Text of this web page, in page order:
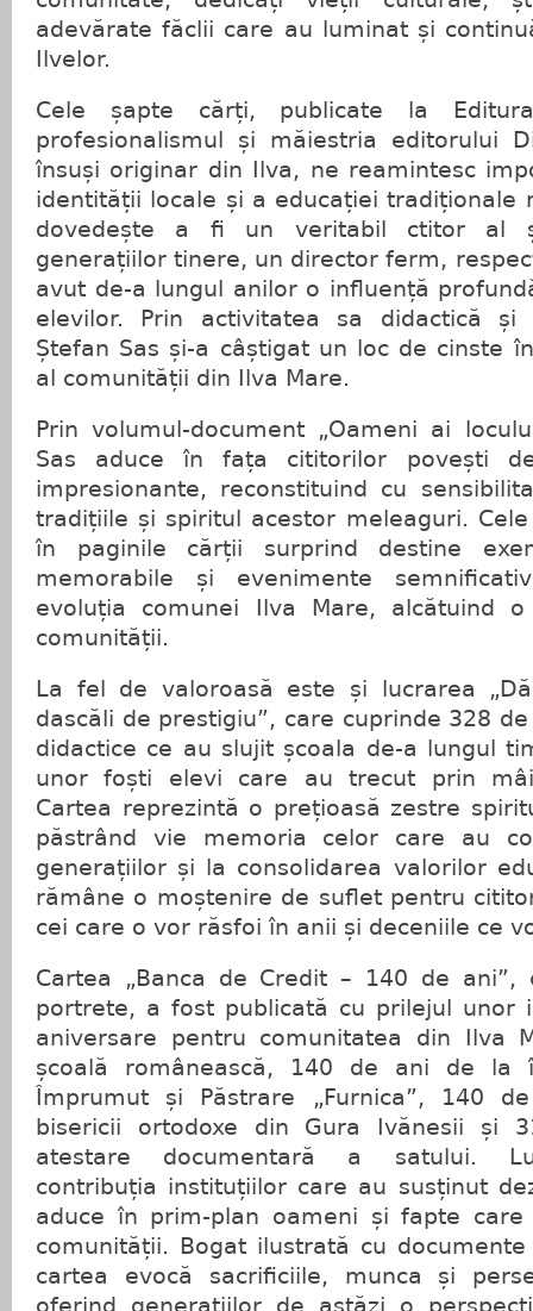
adevărate făclii care au luminat și
Ilvelor.
Cele șapte cărți, publicate la
profesionalismul și măiestria editorului
însuși originar din Ilva, ne reamintesc
identității locale și a educației tradiționale
dovedește a fi un veritabil ctitor al
generațiilor tinere, un director ferm,
avut de-a lungul anilor o influență
elevilor. Prin activitatea sa didactică și
Ștefan Sas și-a câștigat un loc de cinste
al comunității din Ilva Mare.
Prin volumul-document „Oameni ai
Sas aduce în fața cititorilor povești
impresionante, reconstituind cu
tradițiile și spiritul acestor meleaguri.
în paginile cărții surprind destine
memorabile și evenimente
evoluția comunei Ilva Mare, alcătuind
comunității.
La fel de valoroasă este și lucrarea
dascăli de prestigiu”, care cuprinde 328
didactice ce au slujit școala de-a lungul
unor foști elevi care au trecut prin
Cartea reprezintă o prețioasă zestre
păstrând vie memoria celor care au
generațiilor și la consolidarea valorilor
rămâne o moștenire de suflet pentru
cei care o vor răsfoi în anii și deceniile ce
Cartea „Banca de Credit – 140 de ani”,
portrete, a fost publicată cu prilejul unor
aniversare pentru comunitatea din Ilva
școală românească, 140 de ani de la
Împrumut și Păstrare „Furnica”, 140
bisericii ortodoxe din Gura Ivănesii și
atestare documentară a satului.
contribuția instituțiilor care au susținut
aduce în prim-plan oameni și fapte
comunității. Bogat ilustrată cu
cartea evocă sacrificiile, munca și
oferind generațiilor de astăzi o